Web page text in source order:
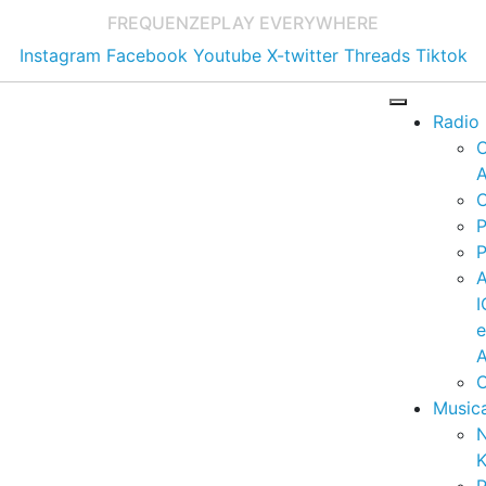
FREQUENZEPLAY EVERYWHERE
Instagram Facebook Youtube X-twitter Threads Tiktok
Radio
e